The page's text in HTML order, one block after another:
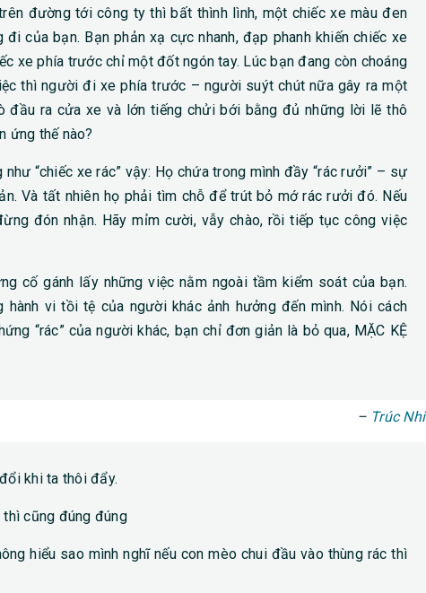
đường tới công ty thì bất thình lình, một chiếc xe màu đen
đi của bạn. Bạn phản xạ cực nhanh, đạp phanh khiến chiếc xe
xe phía trước chỉ một đốt ngón tay. Lúc bạn đang còn choáng
thì người đi xe phía trước – người suýt chút nữa gây ra một
đầu ra cửa xe và lớn tiếng chửi bới bằng đủ những lời lẽ thô
ứng thế nào?
“chiếc xe rác” vậy: Họ chứa trong mình đầy “rác rưởi” – sự
Và tất nhiên họ phải tìm chỗ để trút bỏ mớ rác rưởi đó. Nếu
đón nhận. Hãy mỉm cười, vẫy chào, rồi tiếp tục công việc
cố gánh lấy những việc nằm ngoài tầm kiểm soát của bạn.
hành vi tồi tệ của người khác ảnh hưởng đến mình. Nói cách
“rác” của người khác, bạn chỉ đơn giản là bỏ qua, MẶC KỆ
– Trúc Nhi
khi ta thôi đẩy.
thì cũng đúng đúng
hiểu sao mình nghĩ nếu con mèo chui đầu vào thùng rác thì